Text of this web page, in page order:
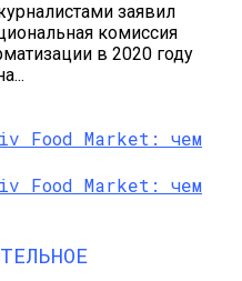
заявил
комиссия
в 2020 году